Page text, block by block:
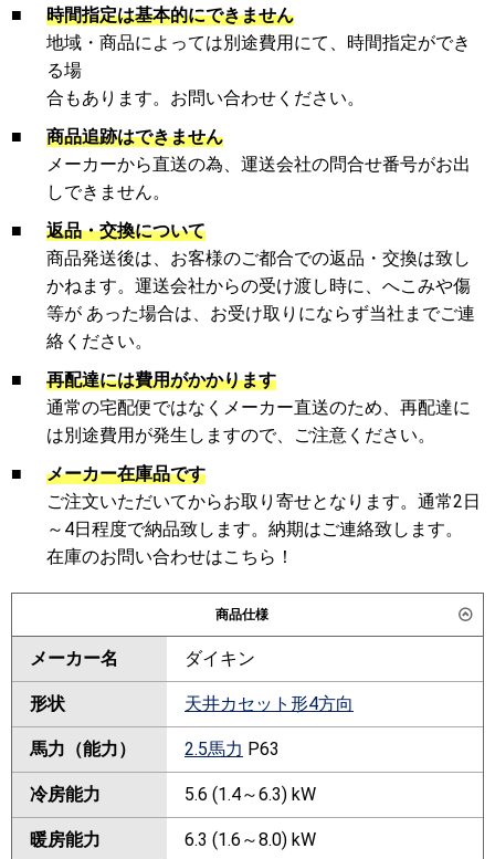
■
時間指定は基本的にできません
地域・商品によっては別途費用にて、時間指定ができ
る場
合もあります。お問い合わせください。
■
商品追跡はできません
メーカーから直送の為、運送会社の問合せ番号がお出
しできません。
■
返品・交換について
商品発送後は、お客様のご都合での返品・交換は致し
かねます。運送会社からの受け渡し時に、へこみや傷
等が あった場合は、お受け取りにならず当社までご連
絡ください。
■
再配達には費用がかかります
通常の宅配便ではなくメーカー直送のため、再配達に
は別途費用が発生しますので、ご注意ください。
■
メーカー在庫品です
ご注文いただいてからお取り寄せとなります。通常2日
～4日程度で納品致します。納期はご連絡致します。
在庫のお問い合わせはこちら！
商品仕様
メーカー名 ダイキン
形状 天井カセット形4方向
馬力（能力） 2.5馬力 P63
冷房能力 5.6 (1.4～6.3) kW
暖房能力 6.3 (1.6～8.0) kW